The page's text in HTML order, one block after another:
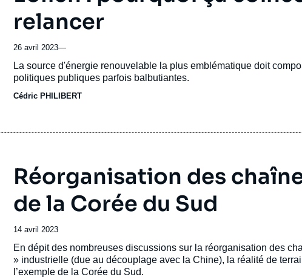
relancer
26 avril 2023—
Accroche
La source d'énergie renouvelable la plus emblématique doit
politiques publiques parfois balbutiantes.
Cédric PHILIBERT
Réorganisation des
de la Corée du Sud
Date
de
publication
14 avril 2023
Accroche
En dépit des nombreuses discussions sur la réorganisation des
» industrielle (due au découplage avec la Chine), la réalité de
l’exemple de la Corée du Sud.